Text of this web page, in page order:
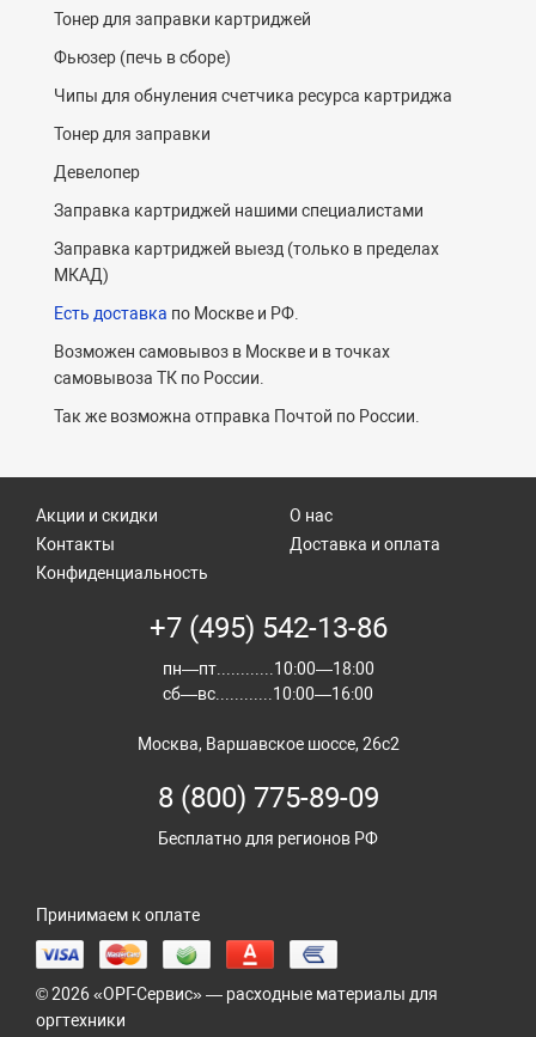
Тонер для заправки картриджей
Фьюзер (печь в сборе)
Чипы для обнуления счетчика ресурса картриджа
Тонер для заправки
Девелопер
Заправка картриджей нашими специалистами
Заправка картриджей выезд (только в пределах
МКАД)
Есть доставка по Москве и РФ.
Возможен самовывоз в Москве и в точках
самовывоза ТК по России.
Так же возможна отправка Почтой по России.
Акции и скидки
Контакты
О нас
Доставка и оплата
Конфиденциальность
+7 (495) 542-13-86
пн—пт............10:00—18:00
сб—вс............10:00—16:00
Москва, Варшавское шоссе, 26с2
8 (800) 775-89-09
Бесплатно для регионов РФ
Принимаем к оплате
© 2026 «ОРГ-Сервис» — расходные материалы для
оргтехники